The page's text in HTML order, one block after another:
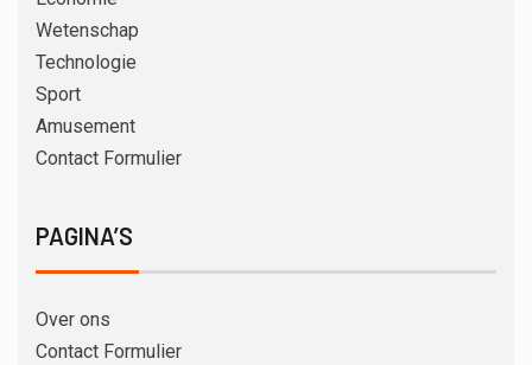
Wetenschap
Technologie
Sport
Amusement
Contact Formulier
PAGINA’S
Over ons
Contact Formulier